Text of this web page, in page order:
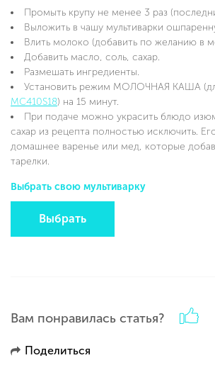
Промыть крупу не менее 3 раз
Выложить в чашу мультиварки
Влить молоко (добавить по желанию в
Добавить масло, соль, сахар.
Размешать ингредиенты.
Установить режим МОЛОЧНАЯ КАША
MC410S18) на 15 минут.
При подаче можно украсить блюдо
сахар из рецепта полностью исключить.
домашнее варенье или мед, которые
тарелки.
Выбрать свою мультиварку
Выбрать
Вам понравилась статья?
Поделиться